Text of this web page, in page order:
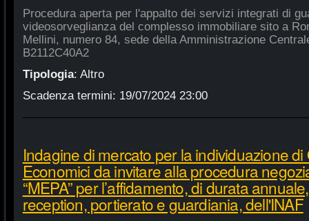
Procedura aperta per l'appalto dei servizi integrati di
videosorveglianza del complesso immobiliare sito a
Mellini, numero 84, sede della Amministrazione
B2112C40A2
Tipologia: Altro
Scadenza termini: 19/07/2024 23:00
Indagine di mercato per la individuazione
Economici da invitare alla procedura
“MEPA” per l’affidamento, di durata
reception, portierato e guardiania, dell'INAF